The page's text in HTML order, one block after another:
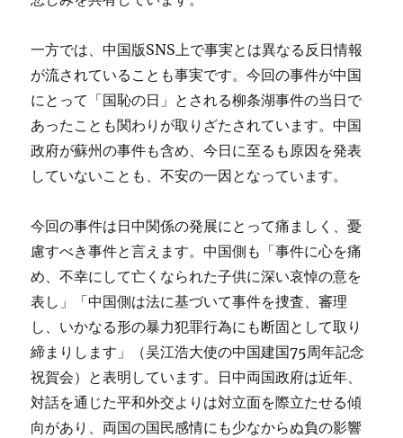
一方では、中国版SNS上で事実とは異なる反日情報
が流されていることも事実です。今回の事件が中国
にとって「国恥の日」とされる柳条湖事件の当日で
あったことも関わりが取りざたされています。中国
政府が蘇州の事件も含め、今日に至るも原因を発表
していないことも、不安の一因となっています。
今回の事件は日中関係の発展にとって痛ましく、憂
慮すべき事件と言えます。中国側も「事件に心を痛
め、不幸にして亡くなられた子供に深い哀悼の意を
表し」「中国側は法に基づいて事件を捜査、審理
し、いかなる形の暴力犯罪行為にも断固として取り
締まりします」（吴江浩大使の中国建国75周年記念
祝賀会）と表明しています。日中両国政府は近年、
対話を通じた平和外交よりは対立面を際立たせる傾
向があり、両国の国民感情にも少なからぬ負の影響